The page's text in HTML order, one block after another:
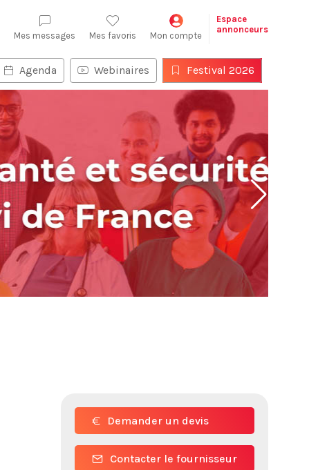
Mes messages Mes favoris Mon compte
Espace
annonceurs
Agenda Webinaires Festival 2026
Demander un devis
Contacter le fournisseur